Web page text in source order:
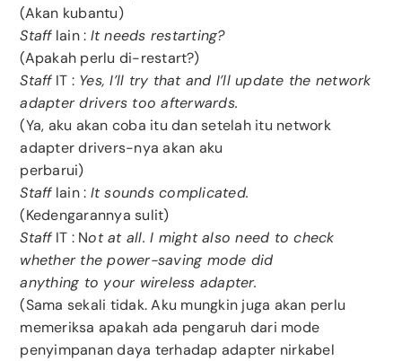
(Akan kubantu)
Stafflain : It needs restarting?
(Apakah perlu di-restart?)
StaffIT :Yes, I’ll try that and I’ll update the network
adapter drivers too afterwards.
(Ya, aku akan coba itu dan setelah itu network
adapter drivers-nya akan aku
perbarui)
Stafflain : It sounds complicated.
(Kedengarannya sulit)
StaffIT : Not at all. I might also need to check
whether the power-saving mode did
anything to your wireless adapter.
(Sama sekali tidak. Aku mungkin juga akan perlu
memeriksa apakah ada pengaruh dari mode
penyimpanan daya terhadap adapter nirkabel